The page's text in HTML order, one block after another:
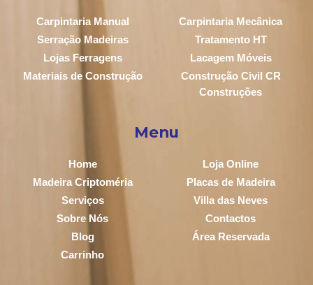
Carpintaria Manual
Carpintaria Mecânica
Serração Madeiras
Tratamento HT
Lojas Ferragens
Lacagem Móveis
Materiais de Construção
Construção Civil CR
Construções
Menu
Home
Loja Online
Madeira Criptoméria
Placas de Madeira
Serviços
Villa das Neves
Sobre Nós
Contactos
Blog
Área Reservada
Carrinho